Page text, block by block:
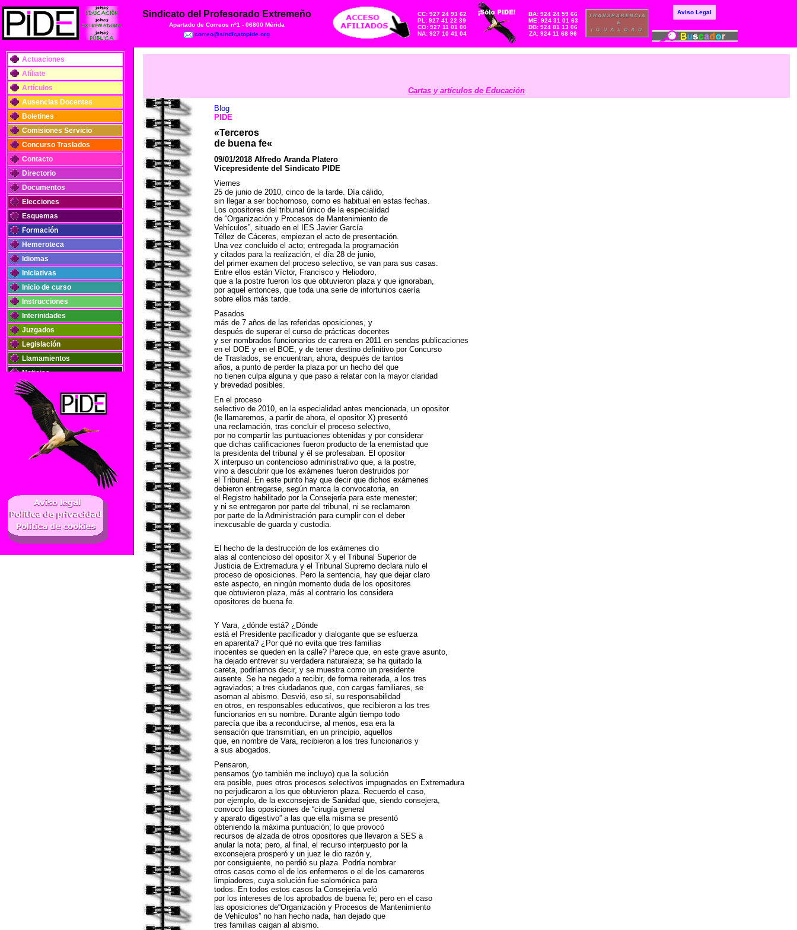
Sindicato del Profesorado Extremeño
Apartado de Correos nº1 - 06800 Mérida
correo@sindicatopide.org
CC: 927 24 93 62
PL: 927 41 22 39
CO: 927 11 01 00
NA: 927 10 41 04
BA: 924 24 59 66
ME: 924 31 01 63
DB: 924 81 13 06
ZA: 924 11 68 96
Aviso Legal
Actuaciones
Afíliate
Artículos
Ausencias Docentes
Boletines
Comisiones Servicio
Concurso Traslados
Contacto
Directorio
Documentos
Elecciones
Esquemas
Formación
Hemeroteca
Idiomas
Iniciativas
Inicio de curso
Instrucciones
Interinidades
Juzgados
Legislación
Llamamientos
Noticias
Oposiciones
Plantillas
Publicaciones
Registros
Retribuciones
Solidaridad
Cartas y artículos de Educación
Blog
PIDE
«Terceros
de buena fe«
09/01/2018 Alfredo Aranda Platero
Vicepresidente del Sindicato PIDE
Viernes
25 de junio de 2010, cinco de la tarde. Día cálido,
sin llegar a ser bochornoso, como es habitual en estas fechas.
Los opositores del tribunal único de la especialidad
de “Organización y Procesos de Mantenimiento de
Vehículos”, situado en el IES Javier García
Téllez de Cáceres, empiezan el acto de presentación.
Una vez concluido el acto; entregada la programación
y citados para la realización, el día 28 de junio,
del primer examen del proceso selectivo, se van para sus casas.
Entre ellos están Víctor, Francisco y Heliodoro,
que a la postre fueron los que obtuvieron plaza y que ignoraban,
por aquel entonces, que toda una serie de infortunios caería
sobre ellos más tarde.
Pasados
más de 7 años de las referidas oposiciones, y
después de superar el curso de prácticas docentes
y ser nombrados funcionarios de carrera en 2011 en sendas publicaciones
en el DOE y en el BOE, y de tener destino definitivo por Concurso
de Traslados, se encuentran, ahora, después de tantos
años, a punto de perder la plaza por un hecho del que
no tienen culpa alguna y que paso a relatar con la mayor claridad
y brevedad posibles.
En el proceso
selectivo de 2010, en la especialidad antes mencionada, un opositor
(le llamaremos, a partir de ahora, el opositor X) presentó
una reclamación, tras concluir el proceso selectivo,
por no compartir las puntuaciones obtenidas y por considerar
que dichas calificaciones fueron producto de la enemistad que
la presidenta del tribunal y él se profesaban. El opositor
X interpuso un contencioso administrativo que, a la postre,
vino a descubrir que los exámenes fueron destruidos por
el Tribunal. En este punto hay que decir que dichos exámenes
debieron entregarse, según marca la convocatoria, en
el Registro habilitado por la Consejería para este menester;
y ni se entregaron por parte del tribunal, ni se reclamaron
por parte de la Administración para cumplir con el deber
inexcusable de guarda y custodia.
El hecho de la destrucción de los exámenes dio
alas al contencioso del opositor X y el Tribunal Superior de
Justicia de Extremadura y el Tribunal Supremo declara nulo el
proceso de oposiciones. Pero la sentencia, hay que dejar claro
este aspecto, en ningún momento duda de los opositores
que obtuvieron plaza, más al contrario los considera
opositores de buena fe.
Y Vara, ¿dónde está? ¿Dónde
está el Presidente pacificador y dialogante que se esfuerza
en aparenta? ¿Por qué no evita que tres familias
inocentes se queden en la calle? Parece que, en este grave asunto,
ha dejado entrever su verdadera naturaleza; se ha quitado la
careta, podríamos decir, y se muestra como un presidente
ausente. Se ha negado a recibir, de forma reiterada, a los tres
agraviados; a tres ciudadanos que, con cargas familiares, se
asoman al abismo. Desvió, eso sí, su responsabilidad
en otros, en responsables educativos, que recibieron a los tres
funcionarios en su nombre. Durante algún tiempo todo
parecía que iba a reconducirse, al menos, esa era la
sensación que transmitían, en un principio, aquellos
que, en nombre de Vara, recibieron a los tres funcionarios y
a sus abogados.
Pensaron,
pensamos (yo también me incluyo) que la solución
era posible, pues otros procesos selectivos impugnados en Extremadura
no perjudicaron a los que obtuvieron plaza. Recuerdo el caso,
por ejemplo, de la exconsejera de Sanidad que, siendo consejera,
convocó las oposiciones de “cirugía general
y aparato digestivo” a las que ella misma se presentó
obteniendo la máxima puntuación; lo que provocó
recursos de alzada de otros opositores que llevaron a SES a
anular la nota; pero, al final, el recurso interpuesto por la
exconsejera prosperó y un juez le dio razón y,
por consiguiente, no perdió su plaza. Podría nombrar
otros casos como el de los enfermeros o el de los camareros
limpiadores, cuya solución fue salomónica para
todos. En todos estos casos la Consejería veló
por los intereses de los aprobados de buena fe; pero en el caso
las oposiciones de“Organización y Procesos de Mantenimiento
de Vehículos” no han hecho nada, han dejado que
tres familias caigan al abismo.